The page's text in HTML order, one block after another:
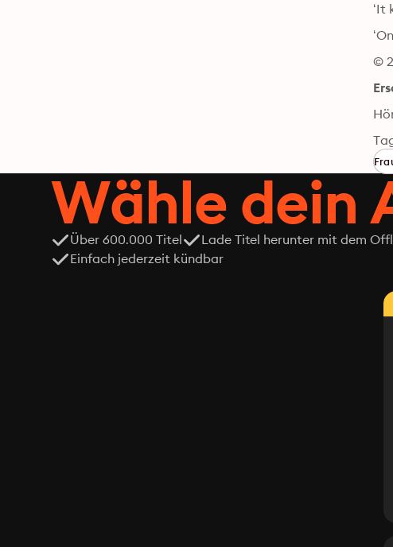
‘It
©
Wähle dein
Über 600.000 Titel Lade Titel herunter mit dem
Einfach jederzeit kündbar